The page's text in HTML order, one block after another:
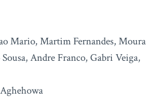
Mario, Martim Fernandes, Moura
Andre Franco, Gabri Veiga,